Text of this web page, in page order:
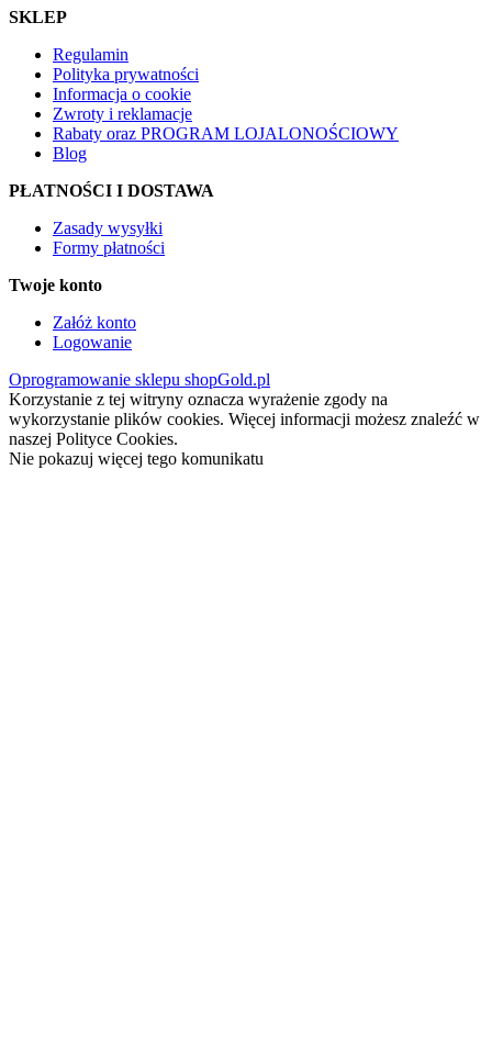
SKLEP
Regulamin
Polityka prywatności
Informacja o cookie
Zwroty i reklamacje
Rabaty oraz PROGRAM LOJALONOŚCIOWY
Blog
PŁATNOŚCI I DOSTAWA
Zasady wysyłki
Formy płatności
Twoje konto
Załóż konto
Logowanie
Oprogramowanie sklepu shopGold.pl
Korzystanie z tej witryny oznacza wyrażenie zgody na
wykorzystanie plików cookies. Więcej informacji możesz znaleźć w
naszej Polityce Cookies.
Nie pokazuj więcej tego komunikatu